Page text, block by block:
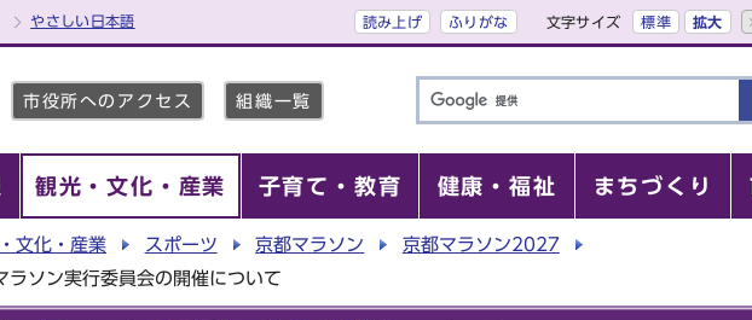
やさしい日本語 読み上げ ふりがな 文字サイズ 標準 拡大
市役所へのアクセス 組織一覧
観光・文化・産業 子育て・教育 健康・福祉 まちづくり
文化・産業 スポーツ 京都マラソン
京都マラソン2027
ソン実行委員会の開催について